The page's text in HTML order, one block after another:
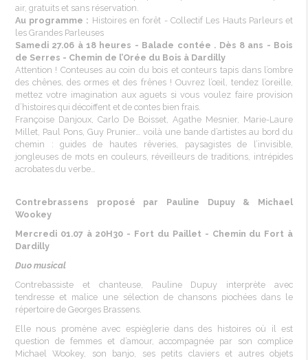
air, gratuits et sans réservation.
Au programme : Histoires en forêt - Collectif Les Hauts Parleurs et
les Grandes Parleuses
Samedi 27.06 à 18 heures - Balade contée . Dès 8 ans - Bois
de Serres - Chemin de l’Orée du Bois à Dardilly
Attention ! Conteuses au coin du bois et conteurs tapis dans l’ombre
des chênes, des ormes et des frênes ! Ouvrez l’œil, tendez l’oreille,
mettez votre imagination aux aguets si vous voulez faire provision
d’histoires qui décoiffent et de contes bien frais.
Françoise Danjoux, Carlo De Boisset, Agathe Mesnier, Marie-Laure
Millet, Paul Pons, Guy Prunier… voilà une bande d’artistes au bord du
chemin : guides de hautes rêveries, paysagistes de l’invisible,
jongleuses de mots en couleurs, réveilleurs de traditions, intrépides
acrobates du verbe…
Contrebrassens proposé par Pauline Dupuy & Michael
Wookey
Mercredi 01.07 à 20H30 - Fort du Paillet - Chemin du Fort à
Dardilly
Duo musical
Contrebassiste et chanteuse, Pauline Dupuy interprète avec
tendresse et malice une sélection de chansons piochées dans le
répertoire de Georges Brassens.
Elle nous promène avec espièglerie dans des histoires où il est
question de femmes et d’amour, accompagnée par son complice
Michael Wookey, son banjo, ses petits claviers et autres objets